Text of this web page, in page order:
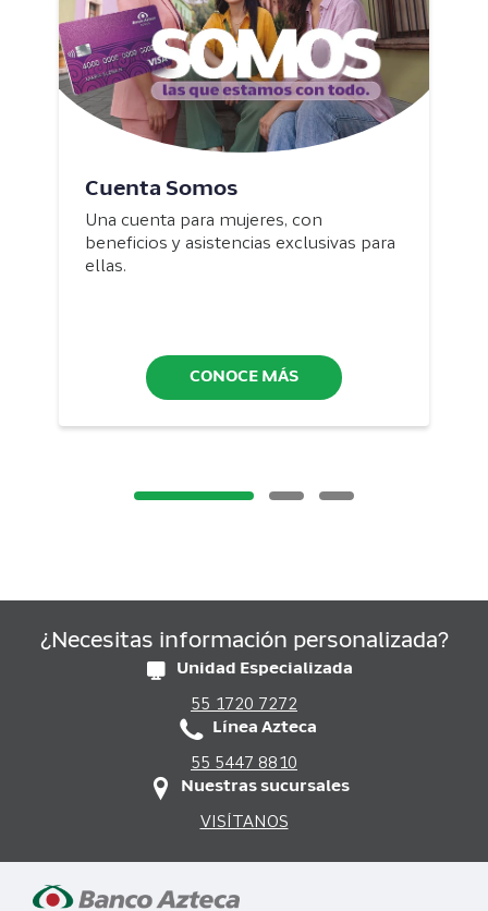
Cuenta Somos
Una cuenta para mujeres, con
beneficios y asistencias exclusivas para
ellas.
CONOCE MÁS
¿Necesitas información personalizada?
Unidad Especializada
55 1720 7272
Línea Azteca
55 5447 8810
Nuestras sucursales
VISÍTANOS